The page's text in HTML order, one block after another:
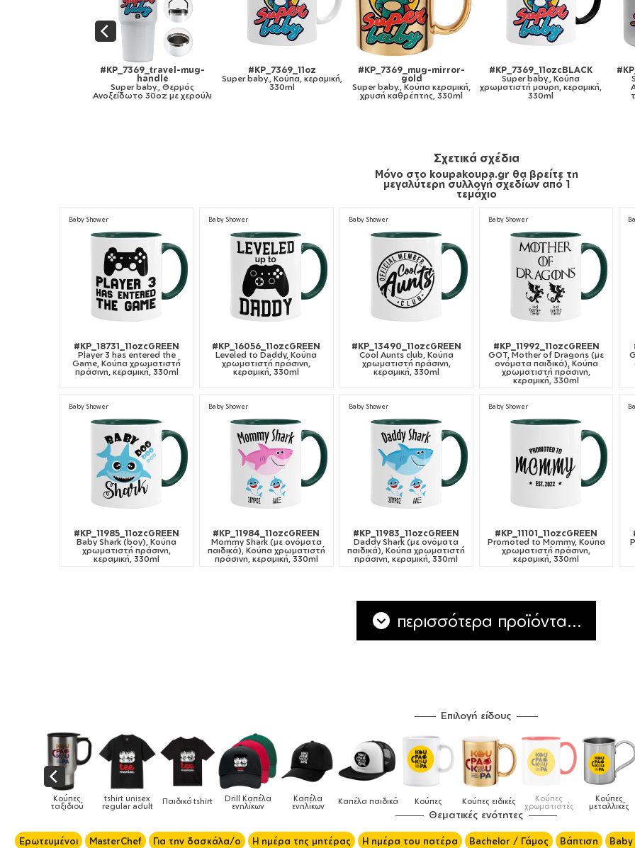
#KP_7369_mug-mirror-
gold
Super baby., Κούπα κεραμική,
χρυσή καθρέπτης, 330ml
#KP_7369_11ozcBLACK
Super baby., Κούπα
χρωματιστή μαύρη, κεραμική,
#KP_7369_metaldouble
Super baby., Κούπα
Ανοξείδωτη διπλού
τοιχώματος 300ml
#KP_7369_gymbag-bb-
white
Super baby., Τσάντα πλάτης
πουγκί GYMBAG λευκή, με
Σχετικά σχέδια
Μόνο στο koupakoupa.gr θα βρείτε τη
μεγαλύτερη συλλογή σχεδίων από 1
τεμάχιο
Baby Shower
#KP_18731_11ozcGREEN
Player 3 has entered the
Game, Κούπα χρωματιστή
πράσινη, κεραμική, 330ml
Baby Shower
#KP_16056_11ozcGREEN
Leveled to Daddy, Κούπα
χρωματιστή πράσινη,
κεραμική, 330ml
Baby Shower
#KP_13490_11ozcGREEN
Cool Aunts club, Κούπα
χρωματιστή πράσινη,
κεραμική, 330ml
Baby Shower
#KP_11992_11ozcGREEN
GOT, Mother of Dragons (με
ονόματα παιδικά), Κούπα
χρωματιστή πράσινη,
κεραμική, 330ml
Baby Shower
#KP_11985_11ozcGREEN
Baby Shark (boy), Κούπα
χρωματιστή πράσινη,
κεραμική, 330ml
Baby Shower
#KP_11984_11ozcGREEN
Mommy Shark (με ονόματα
παιδικά), Κούπα χρωματιστή
πράσινη, κεραμική, 330ml
Baby Shower
#KP_11983_11ozcGREEN
Daddy Shark (με ονόματα
παιδικά), Κούπα χρωματιστή
πράσινη, κεραμική, 330ml
Baby Shower
#KP_11101_11ozcGREEN
Promoted to Mommy, Κούπα
χρωματιστή πράσινη,
κεραμική, 330ml
περισσότερα προϊόντα...
Επιλογή είδους
tshirt unisex
regular adult Παιδικό tshirt Drill Καπέλα
ενηλίκων
Καπέλα
ενηλίκων Καπέλα παιδικά Κούπες Κούπες ειδικές Κούπες
χρωματιστές
Κούπες
μεταλλικές
Δοχεία
Θεματικές ενότητες
Ερωτευμένοι MasterChef Για την δασκάλα/ο Η ημέρα της μητέρας Η ημέρα του πατέρα Bachelor / Γάμος Βάπτιση